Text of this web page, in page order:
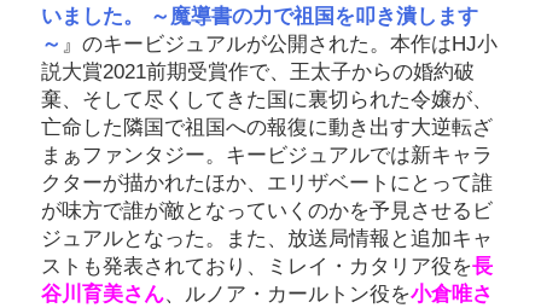
いました。 ～魔導書の力で祖国を叩き潰します
～ 』のキービジュアルが公開された。本作はHJ小
説大賞2021前期受賞作で、王太子からの婚約破
棄、そして尽くしてきた国に裏切られた令嬢が、
亡命した隣国で祖国への報復に動き出す大逆転ざ
まぁファンタジー。キービジュアルでは新キャラ
クターが描かれたほか、エリザベートにとって誰
が味方で誰が敵となっていくのかを予見させるビ
ジュアルとなった。また、放送局情報と追加キャ
ストも発表されており、ミレイ・カタリア役を長
谷川育美さん、ルノア・カールトン役を小倉唯さ